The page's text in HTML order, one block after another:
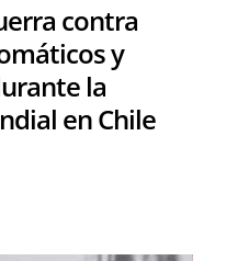
contra
y
la
en Chile